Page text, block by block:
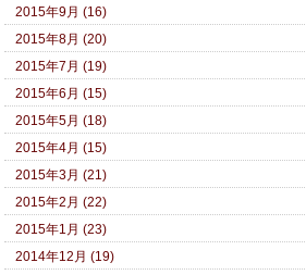
2015年9月 (16)
2015年8月 (20)
2015年7月 (19)
2015年6月 (15)
2015年5月 (18)
2015年4月 (15)
2015年3月 (21)
2015年2月 (22)
2015年1月 (23)
2014年12月 (19)